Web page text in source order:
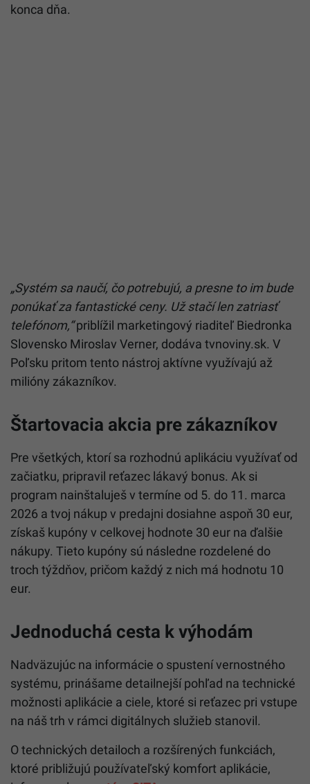
konca dňa.
„Systém sa naučí, čo potrebujú, a presne to im bude
ponúkať za fantastické ceny. Už stačí len zatriasť
telefónom,“priblížil marketingový riaditeľ Biedronka
Slovensko Miroslav Verner, dodáva tvnoviny.sk. V
Poľsku pritom tento nástroj aktívne využívajú až
milióny zákazníkov.
Štartovacia akcia pre zákazníkov
Pre všetkých, ktorí sa rozhodnú aplikáciu využívať od
začiatku, pripravil reťazec lákavý bonus. Ak si
program nainštaluješ v termíne od 5. do 11. marca
2026 a tvoj nákup v predajni dosiahne aspoň 30 eur,
získaš kupóny v celkovej hodnote 30 eur na ďalšie
nákupy. Tieto kupóny sú následne rozdelené do
troch týždňov, pričom každý z nich má hodnotu 10
eur.
Jednoduchá cesta k výhodám
Nadväzujúc na informácie o spustení vernostného
systému, prinášame detailnejší pohľad na technické
možnosti aplikácie a ciele, ktoré si reťazec pri vstupe
na náš trh v rámci digitálnych služieb stanovil.
O technických detailoch a rozšírených funkciách,
ktoré približujú používateľský komfort aplikácie,